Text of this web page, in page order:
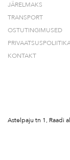
JÄRELMAKS
TRANSPORT
OSTUTINGIMUSED
KONTAKT
Astelpaju tn 1, Raadi